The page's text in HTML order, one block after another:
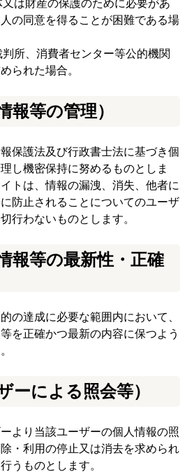
は財産の保護のために必要があ
の同意を得ることが困難である場
所、消費者センター等公的機関
られた場合。
報等の管理）
保護法及び行政書士法に基づき個
し機密保持に努めるものとしま
トは、情報の漏洩、消失、他者に
防止されることについてのユーザ
行わないものとします。
報等の最新性・正確
の達成に必要な範囲内において、
を正確かつ最新の内容に保つよう
ーによる照会等）
より当該ユーザーの個人情報の照
・利用の停止又は消去を求められ
うものとします。